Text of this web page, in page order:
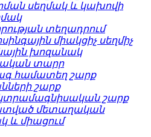
սեղմակ և կախովի
տեղադրում
միակցիչ սեղմիչ
խոզանակ
տարր
համատեղ շարք
շարք
շարք
մետաղական
և միացում